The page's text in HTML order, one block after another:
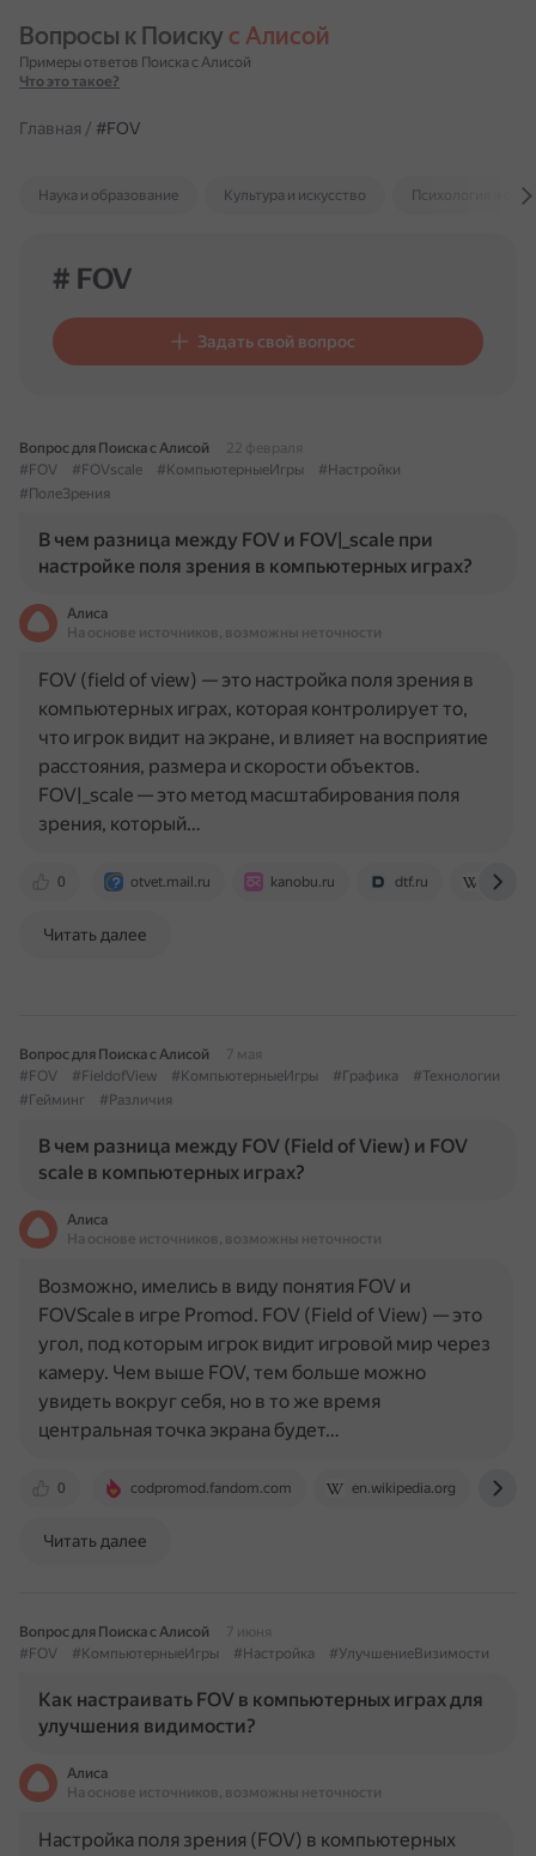
Вопросы к Поиску с Алисой
Примеры ответов Поиска с Алисой
Что это такое?
Главная / #FOV
Наука и образование Культура и искусство Психология и
# FOV
Задать свой вопрос
Вопрос для Поиска с Алисой
22 февраля
#FOV
#FOVscale #КомпьютерныеИгры
#Настройки
#ПолеЗрения
В чем разница между FOV и FOV|_scale при
настройке поля зрения в компьютерных играх?
Алиса
На основе источников, возможны неточности
0 otvet.mail.ru kanobu.ru dtf.ru
FOV (field of view) — это настройка поля зрения в
компьютерных играх, которая контролирует то,
что игрок видит на экране, и влияет на восприятие
расстояния, размера и скорости объектов.
FOV|_scale — это метод масштабирования поля
зрения, который…
Читать далее
Вопрос для Поиска с Алисой
7 мая
#FOV
#FieldofView #КомпьютерныеИгры #Графика
#Технологии
#Гейминг
#Различия
В чем разница между FOV (Field of View) и FOV
scale в компьютерных играх?
Алиса
На основе источников, возможны неточности
0 codpromod.fandom.com en.wikipedia.org
Возможно, имелись в виду понятия FOV и
FOVScale в игре Promod. FOV (Field of View) — это
угол, под которым игрок видит игровой мир через
камеру. Чем выше FOV, тем больше можно
увидеть вокруг себя, но в то же время
центральная точка экрана будет…
Читать далее
Вопрос для Поиска с Алисой
7 июня
#FOV
#КомпьютерныеИгры #Настройка #УлучшениеВизимости
Как настраивать FOV в компьютерных играх для
улучшения видимости?
Алиса
На основе источников, возможны неточности
Настройка поля зрения (FOV) в компьютерных